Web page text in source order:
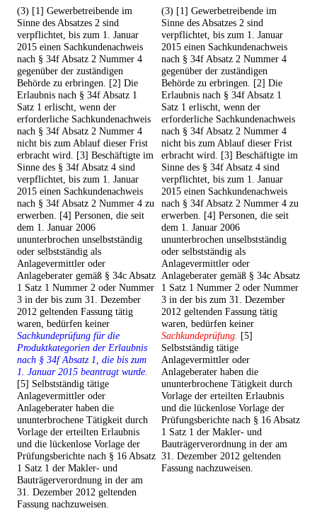
(3) [1] Gewerbetreibende im
Sinne des Absatzes 2 sind
verpflichtet, bis zum 1. Januar
2015 einen Sachkundenachweis
nach § 34f Absatz 2 Nummer 4
gegenüber der zuständigen
Behörde zu erbringen. [2] Die
Erlaubnis nach § 34f Absatz 1
Satz 1 erlischt, wenn der
erforderliche Sachkundenachweis
nach § 34f Absatz 2 Nummer 4
nicht bis zum Ablauf dieser Frist
erbracht wird. [3] Beschäftigte im
Sinne des § 34f Absatz 4 sind
verpflichtet, bis zum 1. Januar
2015 einen Sachkundenachweis
nach § 34f Absatz 2 Nummer 4 zu
erwerben. [4] Personen, die seit
dem 1. Januar 2006
ununterbrochen unselbstständig
oder selbstständig als
Anlagevermittler oder
Anlageberater gemäß § 34c Absatz
1 Satz 1 Nummer 2 oder Nummer
3 in der bis zum 31. Dezember
2012 geltenden Fassung tätig
waren, bedürfen keiner
Sachkundeprüfung für die
Produktkategorien der Erlaubnis
nach § 34f Absatz 1, die bis zum
1. Januar 2015 beantragt wurde.
[5] Selbstständig tätige
Anlagevermittler oder
Anlageberater haben die
ununterbrochene Tätigkeit durch
Vorlage der erteilten Erlaubnis
und die lückenlose Vorlage der
Prüfungsberichte nach § 16 Absatz
1 Satz 1 der Makler- und
Bauträgerverordnung in der am
31. Dezember 2012 geltenden
Fassung nachzuweisen.
(3) [1] Gewerbetreibende im
Sinne des Absatzes 2 sind
verpflichtet, bis zum 1. Januar
2015 einen Sachkundenachweis
nach § 34f Absatz 2 Nummer 4
gegenüber der zuständigen
Behörde zu erbringen. [2] Die
Erlaubnis nach § 34f Absatz 1
Satz 1 erlischt, wenn der
erforderliche Sachkundenachweis
nach § 34f Absatz 2 Nummer 4
nicht bis zum Ablauf dieser Frist
erbracht wird. [3] Beschäftigte im
Sinne des § 34f Absatz 4 sind
verpflichtet, bis zum 1. Januar
2015 einen Sachkundenachweis
nach § 34f Absatz 2 Nummer 4 zu
erwerben. [4] Personen, die seit
dem 1. Januar 2006
ununterbrochen unselbstständig
oder selbstständig als
Anlagevermittler oder
Anlageberater gemäß § 34c Absatz
1 Satz 1 Nummer 2 oder Nummer
3 in der bis zum 31. Dezember
2012 geltenden Fassung tätig
waren, bedürfen keiner
Sachkundeprüfung. [5]
Selbstständig tätige
Anlagevermittler oder
Anlageberater haben die
ununterbrochene Tätigkeit durch
Vorlage der erteilten Erlaubnis
und die lückenlose Vorlage der
Prüfungsberichte nach § 16 Absatz
1 Satz 1 der Makler- und
Bauträgerverordnung in der am
31. Dezember 2012 geltenden
Fassung nachzuweisen.